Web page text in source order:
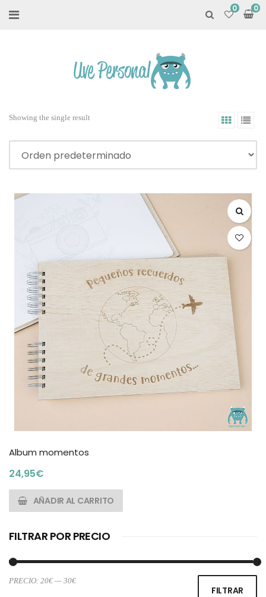
0
Showing the single result
Album momentos
24,95€
AÑADIR AL CARRITO
FILTRAR POR PRECIO
FILTRAR
PRECIO: 20€ — 30€